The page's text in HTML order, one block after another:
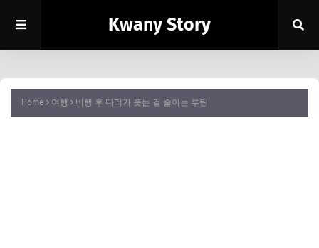
Kwany Story
Home 여행 비행 후 다리가 붓는 걸 줄이는 루틴